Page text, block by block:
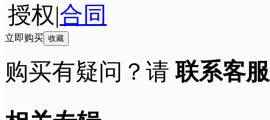
授权|合同
立即购买 收藏
购买有疑问？请联系客服